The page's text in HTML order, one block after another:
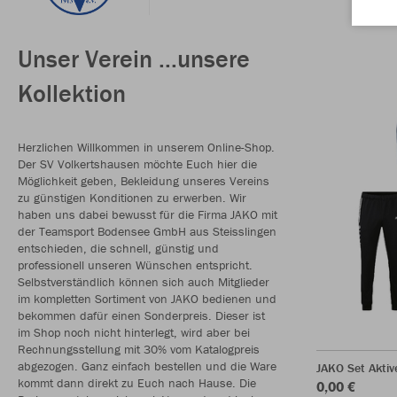
Unser Verein ...unsere
Kollektion
Herzlichen Willkommen in unserem Online-Shop.
Der SV Volkertshausen möchte Euch hier die
Möglichkeit geben, Bekleidung unseres Vereins
zu günstigen Konditionen zu erwerben. Wir
haben uns dabei bewusst für die Firma JAKO mit
der Teamsport Bodensee GmbH aus Steisslingen
entschieden, die schnell, günstig und
professionell unseren Wünschen entspricht.
Selbstverständlich können sich auch Mitglieder
im kompletten Sortiment von JAKO bedienen und
bekommen dafür einen Sonderpreis. Dieser ist
im Shop noch nicht hinterlegt, wird aber bei
Rechnungsstellung mit 30% vom Katalogpreis
abgezogen. Ganz einfach bestellen und die Ware
kommt dann direkt zu Euch nach Hause. Die
JAKO Set
0,00 €